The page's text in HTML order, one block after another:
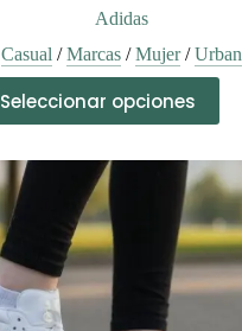
Adidas
Casual /Marcas/Mujer/Urban
Seleccionar opciones
producto
tiene
variantes.
Las
opciones
se
pueden
elegir
en